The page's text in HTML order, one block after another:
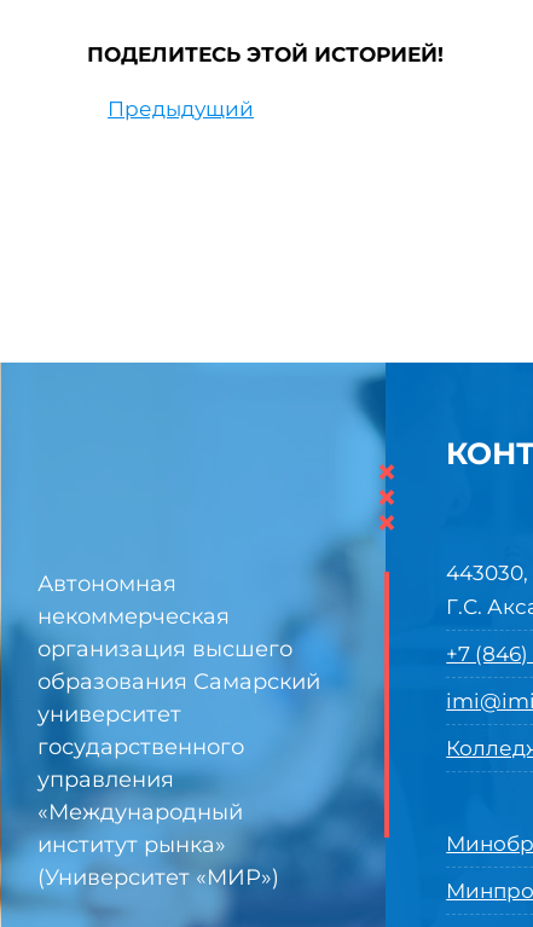
ПОДЕЛИТЕСЬ ЭТОЙ ИСТОРИЕЙ!
Предыдущий
Автономная
некоммерческая
организация высшего
образования Самарский
университет
государственного
управления
«Международный
институт рынка»
(Университет «МИР»)
×
×
×
443030,
Г.С.
+7